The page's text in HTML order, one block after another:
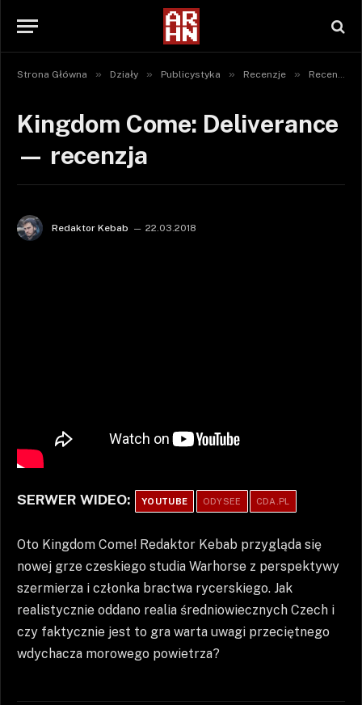
Strona Główna » Działy » Publicystyka » Recenzje » Recenzje gier
Kingdom Come: Deliverance
— recenzja
Redaktor Kebab 22.03.2018
SERWER WIDEO: YOUTUBE ODYSEE CDA.PL
Oto Kingdom Come! Redaktor Kebab przygląda się
nowej grze czeskiego studia Warhorse z perspektywy
szermierza i członka bractwa rycerskiego. Jak
realistycznie oddano realia średniowiecznych Czech i
czy faktycznie jest to gra warta uwagi przeciętnego
wdychacza morowego powietrza?